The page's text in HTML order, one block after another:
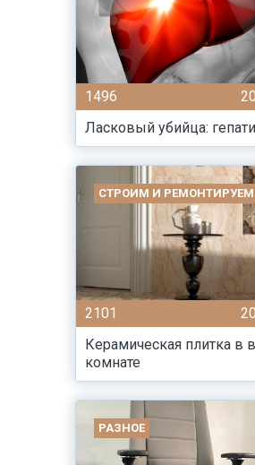
1496
Ласковый убийца:
СТРОИМ И РЕМОНТИРУЕМ
2101
Керамическая плитка в
комнате
РАЗНОЕ